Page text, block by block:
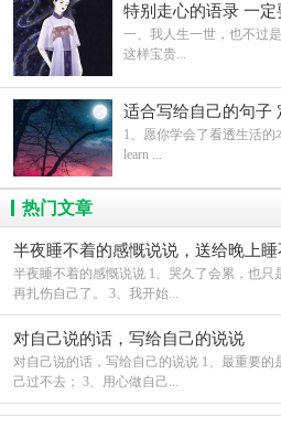
特别走心的语录 一
一、我人生一世，也不过
这样宝贵...
适合写给自己的句子
1、愿你学会了看透生活的
learn ...
热门文章
半夜睡不着的感慨说说，送给晚上睡
半夜睡不着的感慨说说 1、哭久了会累，也只
再扎伤自己了。 3、我开始...
对自己说的话，写给自己的说说
对自己说的话，写给自己的说说 1、最重要的
己过不去； 3、用心做自己...